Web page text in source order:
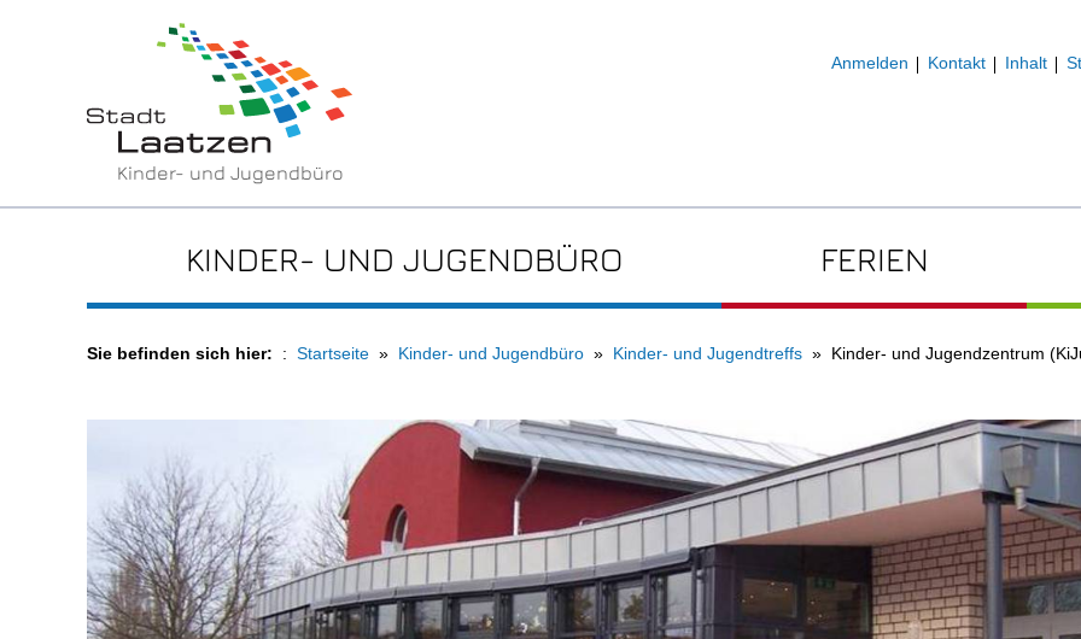
Kinder- und Jugendbüro
Anmelden Kontakt Inhalt
KINDER- UND JUGENDBÜRO FERIEN
Sie befinden sich hier: Startseite Kinder- und Jugendbüro Kinder- und Jugendtreffs Kinder- und Jugendzentrum